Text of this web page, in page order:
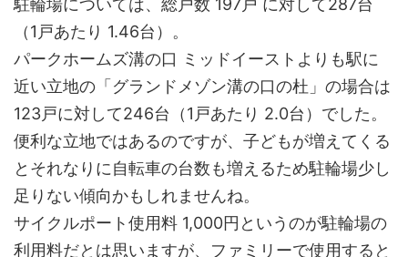
駐輪場については、総戸数 197戸 に対して287台
（1戸あたり 1.46台）。
パークホームズ溝の口 ミッドイーストよりも駅に
近い立地の「グランドメゾン溝の口の杜」の場合は
123戸に対して246台（1戸あたり 2.0台）でした。
便利な立地ではあるのですが、子どもが増えてくる
とそれなりに自転車の台数も増えるため駐輪場少し
足りない傾向かもしれませんね。
サイクルポート使用料 1,000円というのが駐輪場の
利用料だとは思いますが、ファミリーで使用すると